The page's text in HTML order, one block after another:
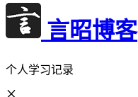
言昭博客
个人学习记录